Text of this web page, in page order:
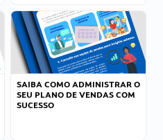
SAIBA COMO ADMINISTRAR O
SEU PLANO DE VENDAS COM
SUCESSO